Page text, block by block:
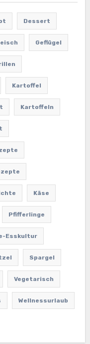
Dessert
Geflügel
Kartoffel
Kartoffeln
Käse
Pfifferlinge
Esskultur
Spargel
Vegetarisch
Wellnessurlaub